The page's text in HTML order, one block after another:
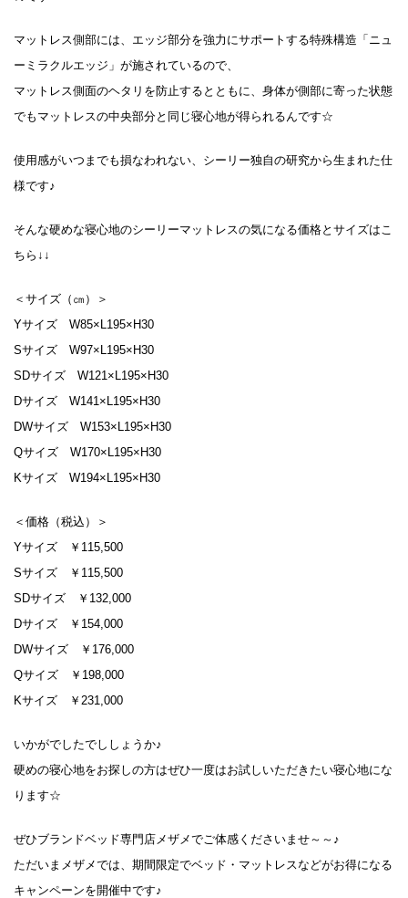
マットレス側部には、エッジ部分を強力にサポートする特殊構造「ニュ
ーミラクルエッジ」が施されているので、
マットレス側面のヘタリを防止するとともに、身体が側部に寄った状態
でもマットレスの中央部分と同じ寝心地が得られるんです☆
使用感がいつまでも損なわれない、シーリー独自の研究から生まれた仕
様です♪
そんな硬めな寝心地のシーリーマットレスの気になる価格とサイズはこ
ちら↓↓
＜サイズ（㎝）＞
Yサイズ W85×L195×H30
Sサイズ W97×L195×H30
SDサイズ W121×L195×H30
Dサイズ W141×L195×H30
DWサイズ W153×L195×H30
Qサイズ W170×L195×H30
Kサイズ W194×L195×H30
＜価格（税込）＞
Yサイズ ￥115,500
Sサイズ ￥115,500
SDサイズ ￥132,000
Dサイズ ￥154,000
DWサイズ ￥176,000
Qサイズ ￥198,000
Kサイズ ￥231,000
いかがでしたでししょうか♪
硬めの寝心地をお探しの方はぜひ一度はお試しいただきたい寝心地にな
ります☆
ぜひブランドベッド専門店メザメでご体感くださいませ～～♪
ただいまメザメでは、期間限定でベッド・マットレスなどがお得になる
キャンペーンを開催中です♪